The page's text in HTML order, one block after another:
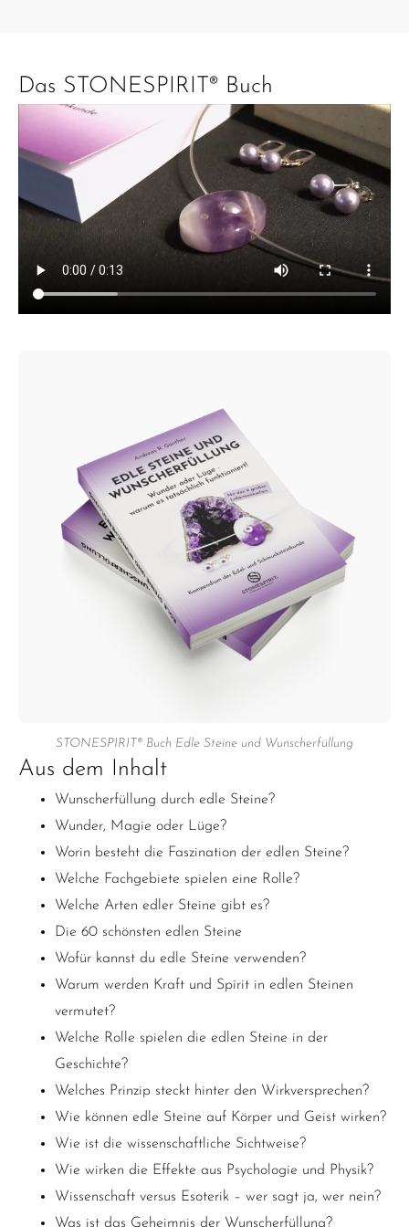
Das STONESPIRIT® Buch
STONESPIRIT® Buch Edle Steine und Wunscherfüllung
Aus dem Inhalt
Wunscherfüllung durch edle Steine?
Wunder, Magie oder Lüge?
Worin besteht die Faszination der edlen Steine?
Welche Fachgebiete spielen eine Rolle?
Welche Arten edler Steine gibt es?
Die 60 schönsten edlen Steine
Wofür kannst du edle Steine verwenden?
Warum werden Kraft und Spirit in edlen Steinen
vermutet?
Welche Rolle spielen die edlen Steine in der
Geschichte?
Welches Prinzip steckt hinter den Wirkversprechen?
Wie können edle Steine auf Körper und Geist wirken?
Wie ist die wissenschaftliche Sichtweise?
Wie wirken die Effekte aus Psychologie und Physik?
Wissenschaft versus Esoterik – wer sagt ja, wer nein?
Was ist das Geheimnis der Wunscherfüllung?